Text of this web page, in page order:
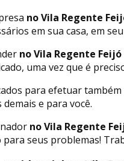
no Vila Regente
em sua casa, em
no Vila Regente Feijó
uma vez que é
para efetuar
e para você.
no Vila Regente
seus problemas!